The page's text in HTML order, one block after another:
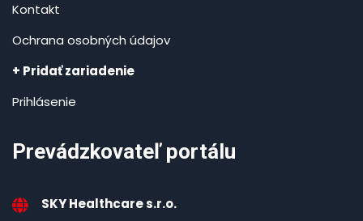
Kontakt
Ochrana osobných údajov
+ Pridať zariadenie
Prihlásenie
Prevádzkovateľ portálu
SKY Healthcare s.r.o.